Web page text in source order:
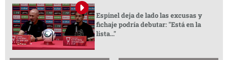
Espinel deja de lado las excusas y
fichaje podría debutar: "Está en la
lista..."